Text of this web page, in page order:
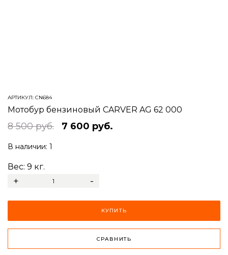
АРТИКУЛ: CN684
Мотобур бензиновый CARVER AG 62 000
8 500 руб. 7 600 руб.
В наличии: 1
Вес: 9 кг.
+ -
КУПИТЬ
СРАВНИТЬ